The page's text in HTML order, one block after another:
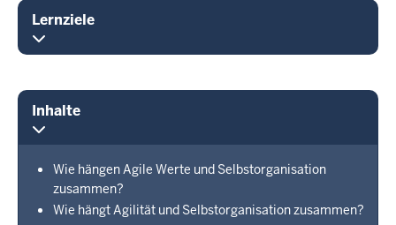
Lernziele
Inhalte
Wie hängen Agile Werte und Selbstorganisation
zusammen?
Wie hängt Agilität und Selbstorganisation zusammen?